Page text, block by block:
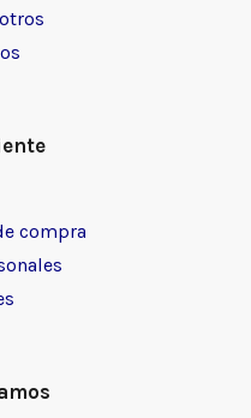
compra